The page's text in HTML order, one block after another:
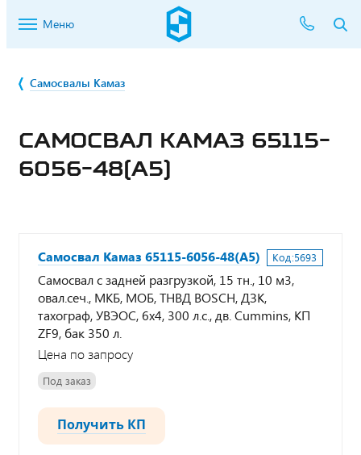
Меню
Самосвалы Камаз
САМОСВАЛ КАМАЗ 65115-
6056-48(А5)
Самосвал Камаз 65115-6056-48(А5) Код:5693
Самосвал с задней разгрузкой, 15 тн., 10 м3,
овал.сеч., МКБ, МОБ, ТНВД BOSCH, ДЗК,
тахограф, УВЭОС, 6х4, 300 л.с., дв. Cummins, КП
ZF9, бак 350 л.
Цена по запросу
Под заказ
Получить КП